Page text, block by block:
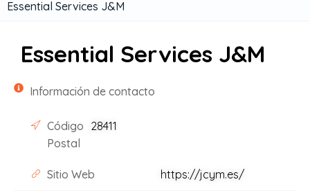
Essential Services J&M
Essential Services J&M
Información de contacto
Código
Postal
28411
Sitio Web https://jcym.es/